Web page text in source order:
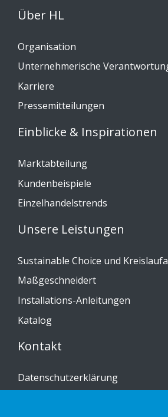
Über HL
Organisation
Unternehmerische
Karriere
Pressemitteilungen
Einblicke & Inspirationen
Marktabteilung
Kundenbeispiele
Einzelhandelstrends
Unsere Leistungen
Sustainable Choice und
Maßgeschneidert
Installations-Anleitungen
Katalog
Kontakt
Datenschutzerklärung